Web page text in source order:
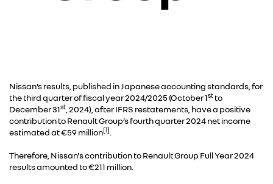
Nissan’s results, published in Japanese accounting standards, for
the third quarter of fiscal year 2024/2025 (October 1st to
December 31st , 2024), after IFRS restatements, have a positive
contribution to Renault Group’s fourth quarter 2024 net income
estimated at €59 million[1]
Therefore, Nissan's contribution to Renault Group Full Year 2024
results amounted to €211 million.